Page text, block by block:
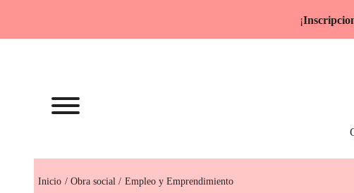
¡
Inicio Empleo y Emprendimiento